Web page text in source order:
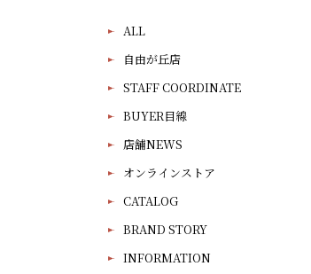
ALL
自由が丘店
STAFF COORDINATE
BUYER目線
店舗NEWS
オンラインストア
CATALOG
BRAND STORY
INFORMATION